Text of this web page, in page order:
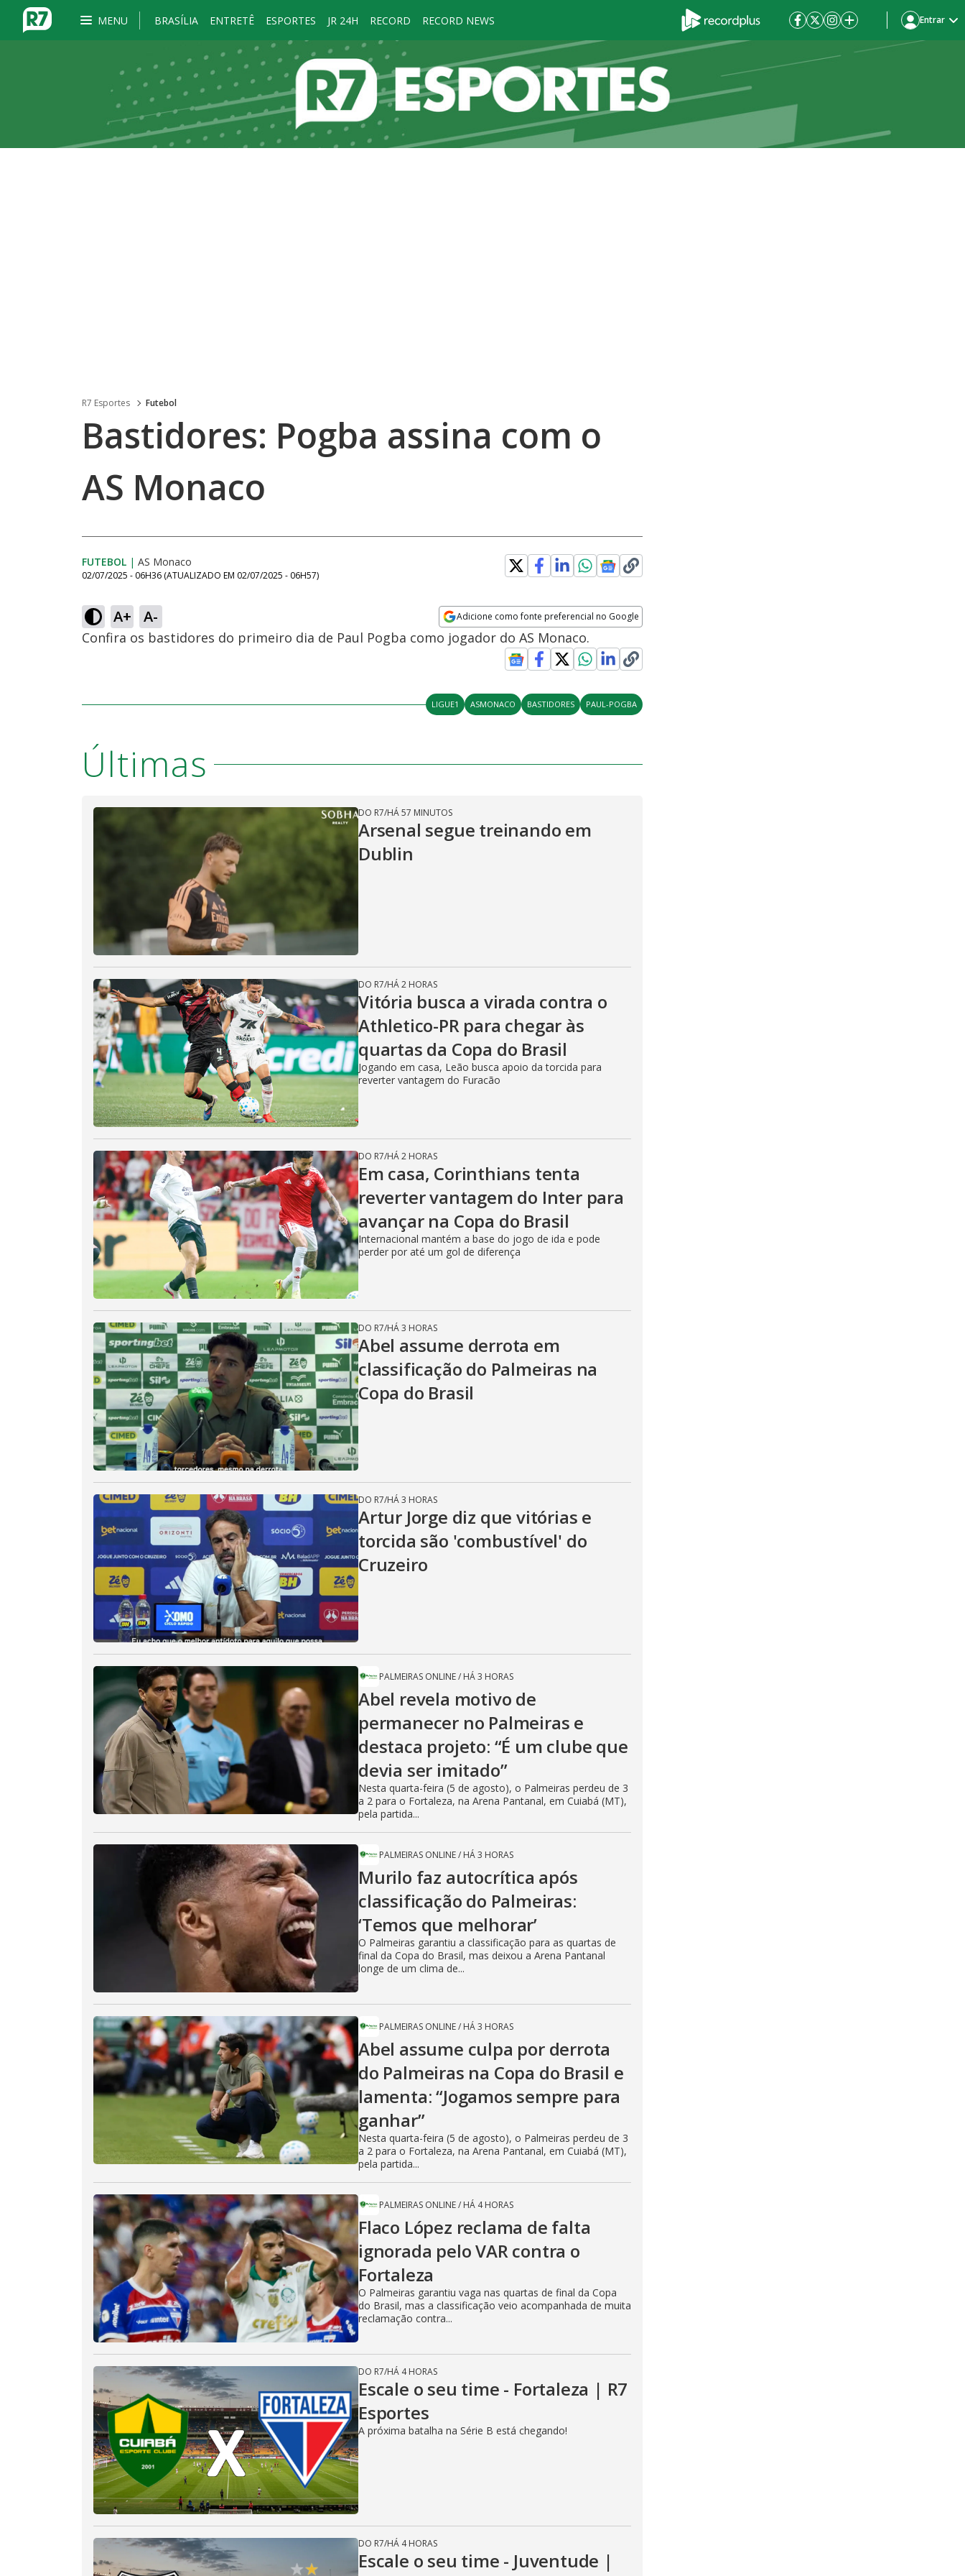
MENU BRASÍLIA ENTRETÊ ESPORTES JR 24H RECORD RECORD NEWS Entrar
R7 Esportes Futebol
Bastidores: Pogba assina com o
AS Monaco
FUTEBOL | AS Monaco
02/07/2025 - 06H36 (ATUALIZADO EM 02/07/2025 - 06H57)
A+ A- Adicione como fonte preferencial no Google
Opens in new window
Confira os bastidores do primeiro dia de Paul Pogba como jogador do AS Monaco.
LIGUE1 ASMONACO BASTIDORES PAUL-POGBA
Últimas
DO R7/HÁ 57 MINUTOS
Arsenal segue treinando em
Dublin
DO R7/HÁ 2 HORAS
Vitória busca a virada contra o
Athletico-PR para chegar às
quartas da Copa do Brasil
Jogando em casa, Leão busca apoio da torcida para
reverter vantagem do Furacão
DO R7/HÁ 2 HORAS
Em casa, Corinthians tenta
reverter vantagem do Inter para
avançar na Copa do Brasil
Internacional mantém a base do jogo de ida e pode
perder por até um gol de diferença
DO R7/HÁ 3 HORAS
Abel assume derrota em
classificação do Palmeiras na
Copa do Brasil
DO R7/HÁ 3 HORAS
Artur Jorge diz que vitórias e
torcida são 'combustível' do
Cruzeiro
PALMEIRAS ONLINE/ HÁ 3 HORAS
Abel revela motivo de
permanecer no Palmeiras e
destaca projeto: “É um clube que
devia ser imitado”
Nesta quarta-feira (5 de agosto), o Palmeiras perdeu de 3
a 2 para o Fortaleza, na Arena Pantanal, em Cuiabá (MT),
pela partida...
PALMEIRAS ONLINE/ HÁ 3 HORAS
Murilo faz autocrítica após
classificação do Palmeiras:
‘Temos que melhorar’
O Palmeiras garantiu a classificação para as quartas de
final da Copa do Brasil, mas deixou a Arena Pantanal
longe de um clima de...
PALMEIRAS ONLINE/ HÁ 3 HORAS
Abel assume culpa por derrota
do Palmeiras na Copa do Brasil e
lamenta: “Jogamos sempre para
ganhar”
Nesta quarta-feira (5 de agosto), o Palmeiras perdeu de 3
a 2 para o Fortaleza, na Arena Pantanal, em Cuiabá (MT),
pela partida...
PALMEIRAS ONLINE/ HÁ 4 HORAS
Flaco López reclama de falta
ignorada pelo VAR contra o
Fortaleza
O Palmeiras garantiu vaga nas quartas de final da Copa
do Brasil, mas a classificação veio acompanhada de muita
reclamação contra...
DO R7/HÁ 4 HORAS
Escale o seu time - Fortaleza | R7
Esportes
A próxima batalha na Série B está chegando!
DO R7/HÁ 4 HORAS
Escale o seu time - Juventude |